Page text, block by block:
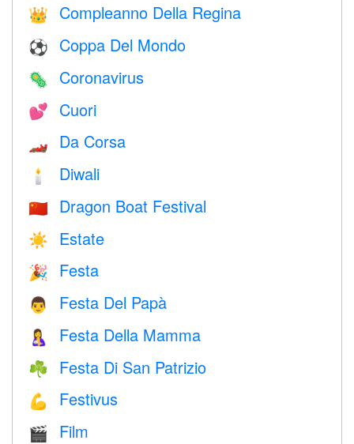
👑 Compleanno Della Regina
⚽ Coppa Del Mondo
🦠 Coronavirus
💕 Cuori
🏎 Da Corsa
🕯 Diwali
🇨🇳 Dragon Boat Festival
☀️ Estate
🎉 Festa
👨 Festa Del Papà
🤱 Festa Della Mamma
☘️ Festa Di San Patrizio
💪 Festivus
🎬 Film